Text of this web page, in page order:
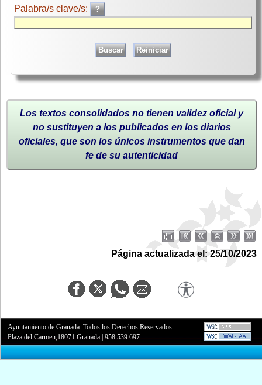
Palabra/s clave/s:
Los textos consolidados no tienen validez oficial y
no sustituyen a los publicados en los diarios
oficiales, que son los únicos instrumentos que dan
fe de su autenticidad
Página actualizada el: 25/10/2023
Ayuntamiento de Granada. Todos los Derechos Reservados.
Plaza del Carmen,18071 Granada |958 539 697